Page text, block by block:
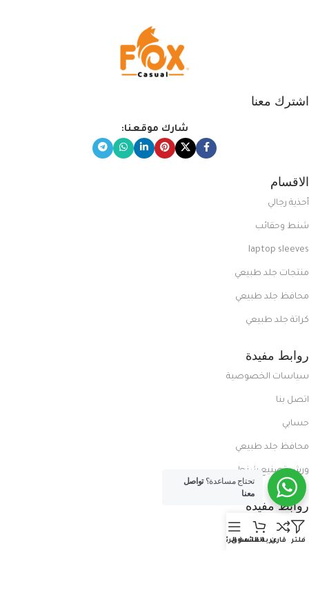
اشترك معنا
شارك موقعنا:
الاقسام
أحذية رجالي
شنط وحقائب
laptop sleeves
منتجات جلد طبيعي
محافظ جلد طبيعي
كراتة جلد طبيعي
روابط مفيدة
سياسات الخصوصية
اتصل بنا
حسابي
محافظ جلد طبيعي
ورش تصنيع شنط
روابط مفيدة
المدونة
فلتر قارنعربة التسوق
القائمة الرئيسية
تحتاج مساعدة؟تواصل
معنا